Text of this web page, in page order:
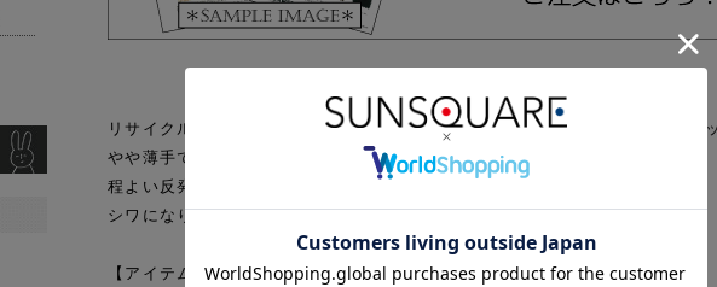
リサイクルポリエステル糸を100％使用した、サスティナブルなラチネストレ
やや薄手で、細かな凹凸感のあるカジュアルなルックスが特徴。
程よい反発感とソフトな風合いが心地よく肌に馴染みます。
シワになりにくく、吸汗性、速乾性、ストレッチ性に優れた快適素材です。
【アイテム】トップス,ワンピース,スカート,パンツ